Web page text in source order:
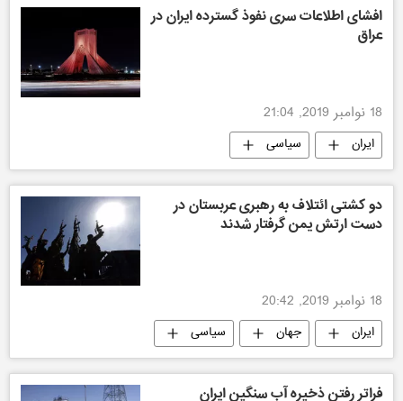
افشای اطلاعات سری نفوذ گسترده ایران در
عراق
18 نوامبر 2019, 21:04
ایران سیاسی
دو کشتی ائتلاف به رهبری عربستان در
دست ارتش یمن گرفتار شدند
18 نوامبر 2019, 20:42
ایران جهان سیاسی
فراتر رفتن ذخیره آب سنگین ایران